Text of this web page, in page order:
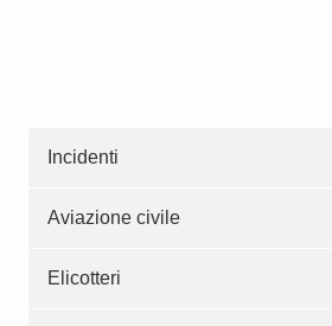
Incidenti
Aviazione civile
Elicotteri